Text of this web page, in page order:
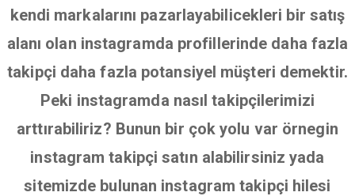
kendi markalarını pazarlayabilicekleri bir satış
alanı olan instagramda profillerinde daha fazla
takipçi daha fazla potansiyel müşteri demektir.
Peki instagramda nasıl takipçilerimizi
arttırabiliriz? Bunun bir çok yolu var örnegin
instagram takipçi satın alabilirsiniz yada
sitemizde bulunan instagram takipçi hilesi